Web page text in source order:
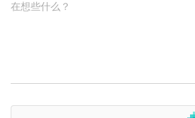
在想些什么？